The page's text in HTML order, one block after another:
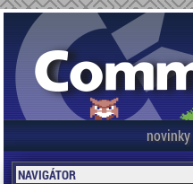
novinky
NAVIGÁTOR